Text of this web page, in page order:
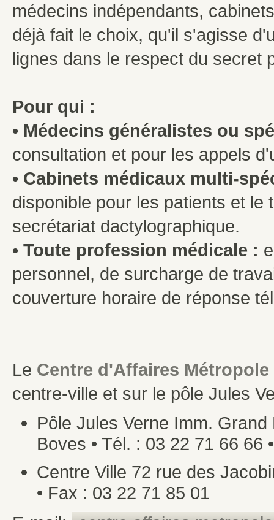
médecins indépendants,
déjà fait le choix, qu'il s'agisse
lignes dans le respect du secret
Pour qui :
• Médecins généralistes ou
consultation et pour les appels
• Cabinets médicaux multi-
disponible pour les patients et
secrétariat dactylographique.
• Toute profession médicale :
personnel, de surcharge de
couverture horaire de réponse
Le Centre d'Affaires Métropole
centre-ville et sur le pôle Jules
Pôle Jules Verne Imm.
Boves • Tél. : 03 22 71 66 66
Centre Ville 72 rue des
• Fax : 03 22 71 85 01